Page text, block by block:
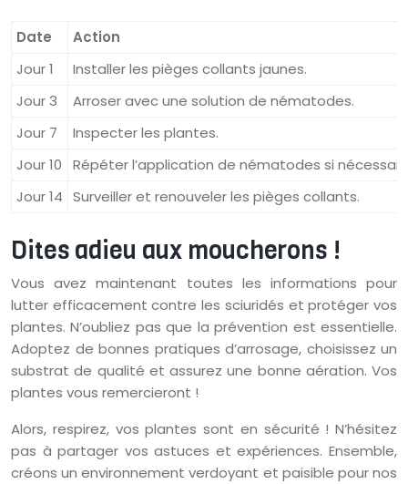
Date
Action
Jour 1
Installer les pièges collants jaunes.
Jour 3
Arroser avec une solution de nématodes.
Jour 7
Inspecter les plantes.
Jour 10
Répéter l’application de nématodes si
Jour 14 Surveiller et renouveler les pièges collants.
Dites adieu aux moucherons !
Vous avez maintenant toutes les informations pour
lutter efficacement contre les sciuridés et protéger vos
plantes. N’oubliez pas que la prévention est essentielle.
Adoptez de bonnes pratiques d’arrosage, choisissez un
substrat de qualité et assurez une bonne aération. Vos
plantes vous remercieront !
Alors, respirez, vos plantes sont en sécurité ! N’hésitez
pas à partager vos astuces et expériences. Ensemble,
créons un environnement verdoyant et paisible pour nos